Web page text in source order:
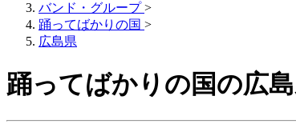
バンド・グループ >
踊ってばかりの国 >
広島県
踊ってばかりの国の広